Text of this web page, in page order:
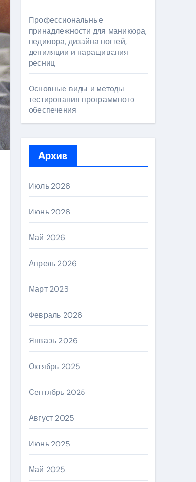
Профессиональные
принадлежности для маникюра,
педикюра, дизайна ногтей,
депиляции и наращивания
ресниц
Основные виды и методы
тестирования программного
обеспечения
Архив
Июль 2026
Июнь 2026
Май 2026
Апрель 2026
Март 2026
Февраль 2026
Январь 2026
Октябрь 2025
Сентябрь 2025
Август 2025
Июнь 2025
Май 2025